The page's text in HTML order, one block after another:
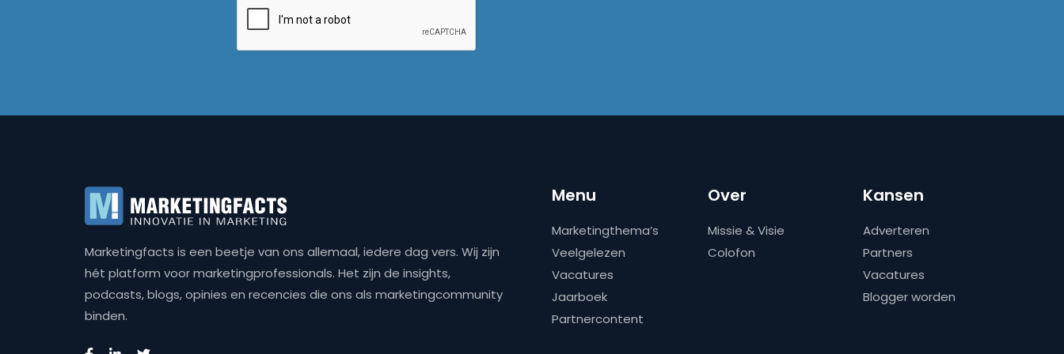
Marketingfacts is een beetje van ons allemaal, iedere dag vers. Wij zijn
hét platform voor marketingprofessionals. Het zijn de insights,
podcasts, blogs, opinies en recencies die ons als marketingcommunity
binden.
Menu
Marketingthema’s
Veelgelezen
Vacatures
Jaarboek
Partnercontent
Over
Missie & Visie
Colofon
Kansen
Adverteren
Partners
Vacatures
Blogger worden